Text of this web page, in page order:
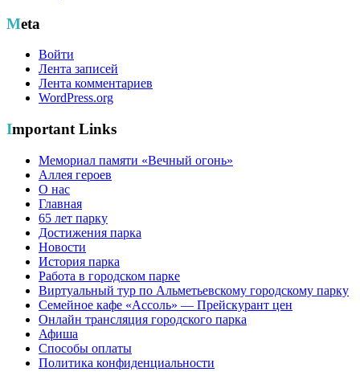
Meta
Войти
Лента записей
Лента комментариев
WordPress.org
Important Links
Мемориал памяти «Вечный огонь»
Аллея героев
О нас
Главная
65 лет парку
Достижения парка
Новости
История парка
Работа в городском парке
Виртуальный тур по Альметьевскому городскому парку
Семейное кафе «Ассоль» — Прейскурант цен
Онлайн трансляция городского парка
Афиша
Способы оплаты
Политика конфиденциальности